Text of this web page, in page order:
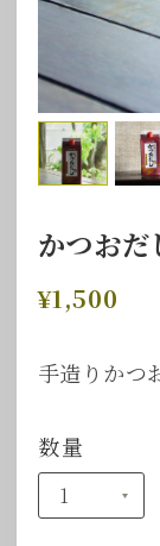
かつおだ
¥1,500
手造りかつ
数量